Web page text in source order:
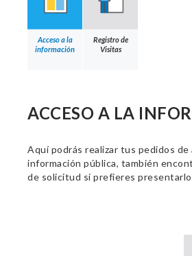
Acceso a la
información
Registro de
Visitas
ACCESO A LA
Aquí podrás realizar tus pedidos de
información pública, también
de solicitud si prefieres